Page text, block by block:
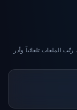
Deskora هو منظّم سطح مكتب ذكي لنظام Windows. رتّب الملفات تلقائياً وأدر